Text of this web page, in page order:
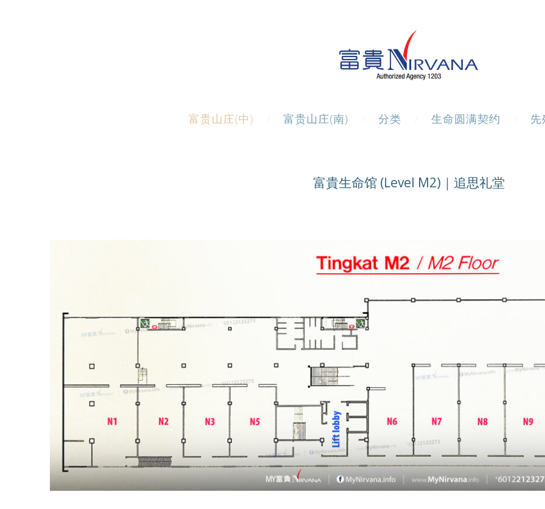
富贵山庄(中) 富贵山庄(南) 分类 生命圆满契约 先
富貴生命馆 (Level M2)｜追思礼堂